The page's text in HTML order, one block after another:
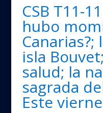
CSB T11-
hubo
isla
salud; la
sagrada
Este